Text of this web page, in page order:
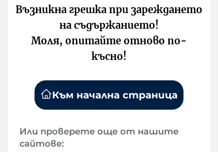
Възникна грешка при зареждането
на съдържанието!
Моля, опитайте отново по-
късно!
Към начална страница
Или проверете още от нашите
сайтове: